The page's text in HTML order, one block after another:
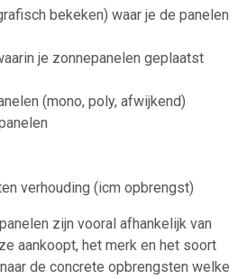
bekeken) waar je de panelen
je zonnepanelen geplaatst
(mono, poly, afwijkend)
verhouding (icm opbrengst)
zijn vooral afhankelijk van
aankoopt, het merk en het soort
de concrete opbrengsten welke